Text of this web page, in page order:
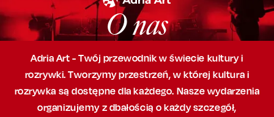
O nas
Adria Art - Twój przewodnik w świecie kultury i
rozrywki. Tworzymy przestrzeń,w której kultura i
rozrywka są dostępne dla każdego. Nasze wydarzenia
organizujemy z dbałością o każdy szczegół,